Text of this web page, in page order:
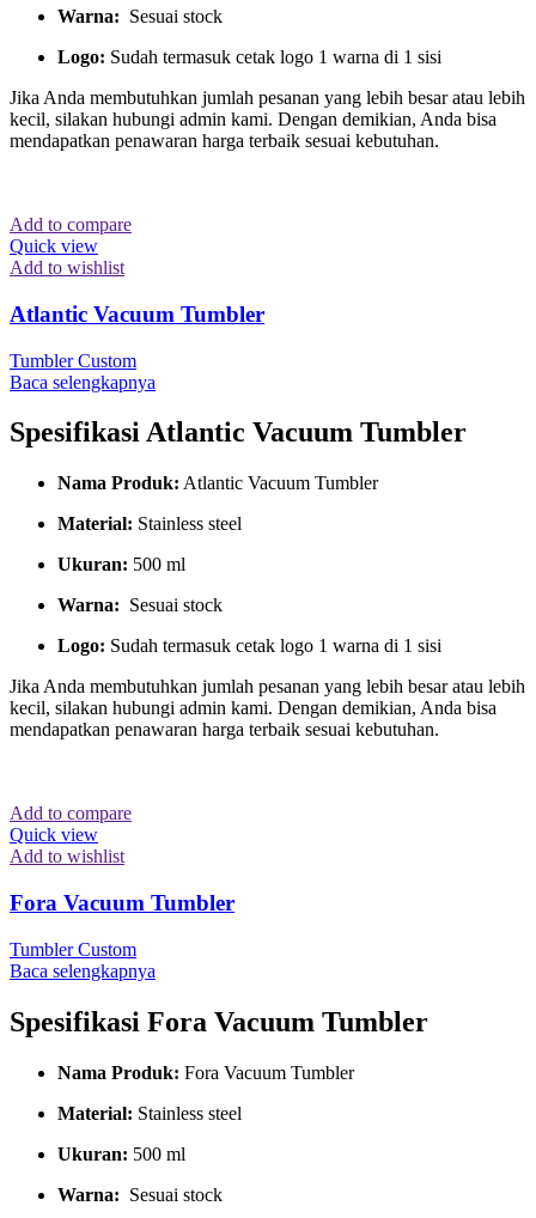
Warna: Sesuai stock
Logo: Sudah termasuk cetak logo 1 warna di 1 sisi
Jika Anda membutuhkan jumlah pesanan yang lebih besar atau lebih
kecil, silakan hubungi admin kami. Dengan demikian, Anda bisa
mendapatkan penawaran harga terbaik sesuai kebutuhan.
Add to compare
Quick view
Add to wishlist
Atlantic Vacuum Tumbler
Tumbler Custom
Baca selengkapnya
Spesifikasi Atlantic Vacuum Tumbler
Nama Produk: Atlantic Vacuum Tumbler
Material: Stainless steel
Ukuran: 500 ml
Warna: Sesuai stock
Logo: Sudah termasuk cetak logo 1 warna di 1 sisi
Jika Anda membutuhkan jumlah pesanan yang lebih besar atau lebih
kecil, silakan hubungi admin kami. Dengan demikian, Anda bisa
mendapatkan penawaran harga terbaik sesuai kebutuhan.
Add to compare
Quick view
Add to wishlist
Fora Vacuum Tumbler
Tumbler Custom
Baca selengkapnya
Spesifikasi Fora Vacuum Tumbler
Nama Produk: Fora Vacuum Tumbler
Material: Stainless steel
Ukuran: 500 ml
Warna: Sesuai stock